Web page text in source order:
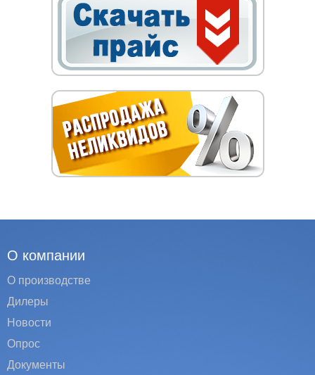
О компании
О производстве
Дилеры
Новости
Опрос
Документы